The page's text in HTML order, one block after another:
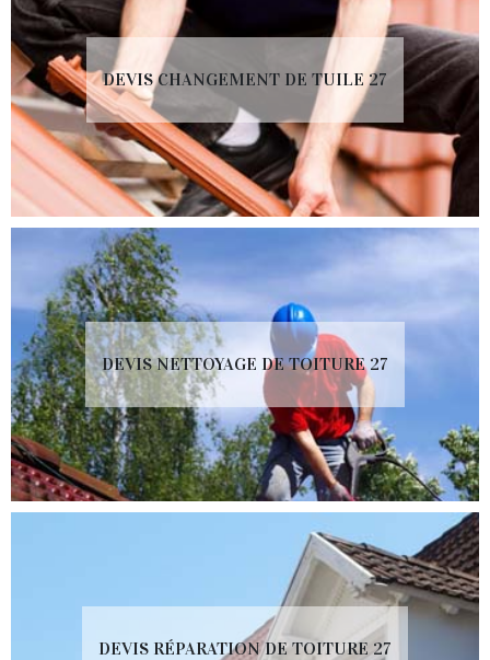
DEVIS CHANGEMENT DE TUILE 27
DEVIS NETTOYAGE DE TOITURE 27
DEVIS RÉPARATION DE TOITURE 27